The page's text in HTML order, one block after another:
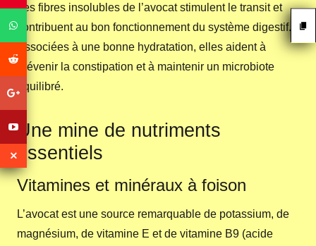
Les fibres insolubles de l’avocat stimulent le transit et
contribuent au bon fonctionnement du système digestif.
Associées à une bonne hydratation, elles aident à
prévenir la constipation et à maintenir un microbiote
équilibré.
Une mine de nutriments
essentiels
Vitamines et minéraux à foison
L’avocat est une source remarquable de potassium, de
magnésium, de vitamine E et de vitamine B9 (acide